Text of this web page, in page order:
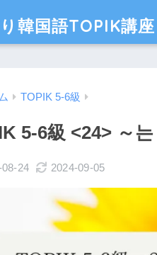
TOPIK 5-6級
5-6級 <24> ～
24 2024-09-05